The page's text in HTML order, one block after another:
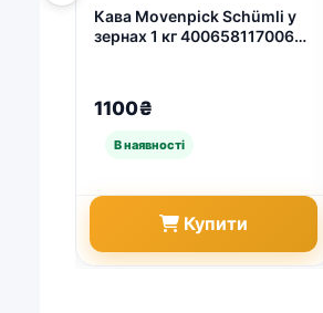
Кава Movenpick Schümli у
зернах 1 кг 4006581170060
1100₴
Купити